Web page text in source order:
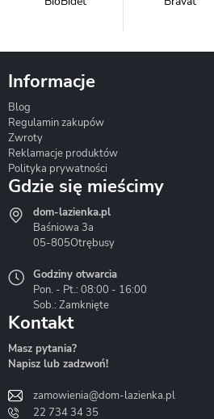
Hydrostop
Liveno
Informacje
Blog
Regulamin zakupów
Zwroty
Reklamacje produktów
Polityka prywatności
Gdzie się mieścimy
dom-lazienka.pl
Baśniowa 3a
05-805Otrębusy
Godziny otwarcia
Pon. - Pt.: 08:00 - 16:00
Sob.: Zamknięte
Kontakt
Masz pytania?
Napisz lub zadzwoń!
zamowienia@dom-lazienka.pl
22 734 34 35